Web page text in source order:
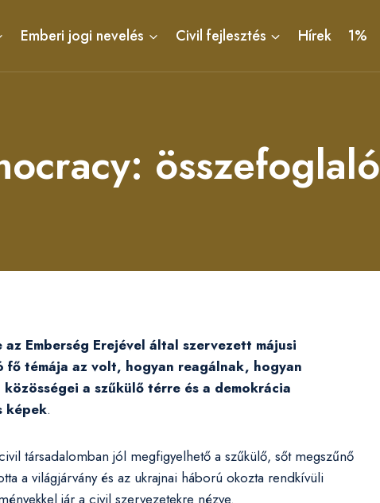
Emberi jogi nevelés Civil fejlesztés Hírek 1%
összefoglaló
Emberség Erejével által szervezett májusi
témája az volt, hogyan reagálnak, hogyan
a szűkülő térre és a demokrácia
képek.
társadalomban jól megfigyelhető a szűkülő, sőt megszűnő
a világjárvány és az ukrajnai háború okozta rendkívüli
jár a civil szervezetekre nézve.